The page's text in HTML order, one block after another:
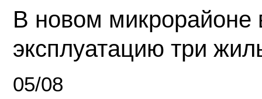
В новом микрорайоне
эксплуатацию три
05/08